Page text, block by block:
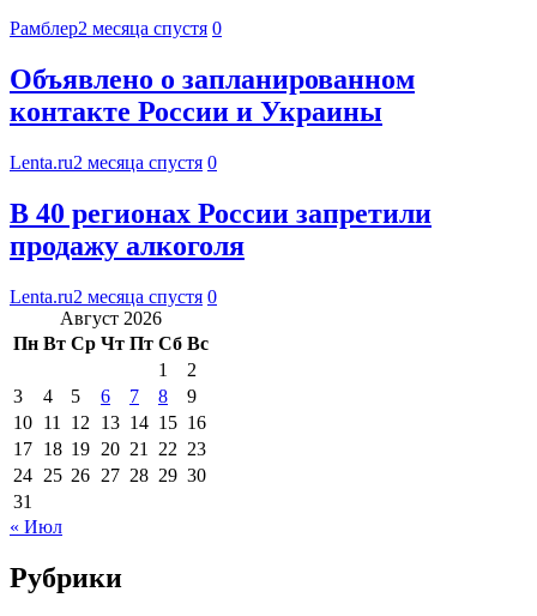
Рамблер2 месяца спустя 0
Объявлено о запланированном
контакте России и Украины
Lenta.ru2 месяца спустя 0
В 40 регионах России запретили
продажу алкоголя
Lenta.ru2 месяца спустя 0
Август 2026
Пн Вт Ср Чт Пт Сб Вс
1
2
3
4 5 6 7 8
9
10 11 12 13 14 15 16
17 18 19 20 21 22 23
24 25 26 27 28 29 30
31
« Июл
Рубрики